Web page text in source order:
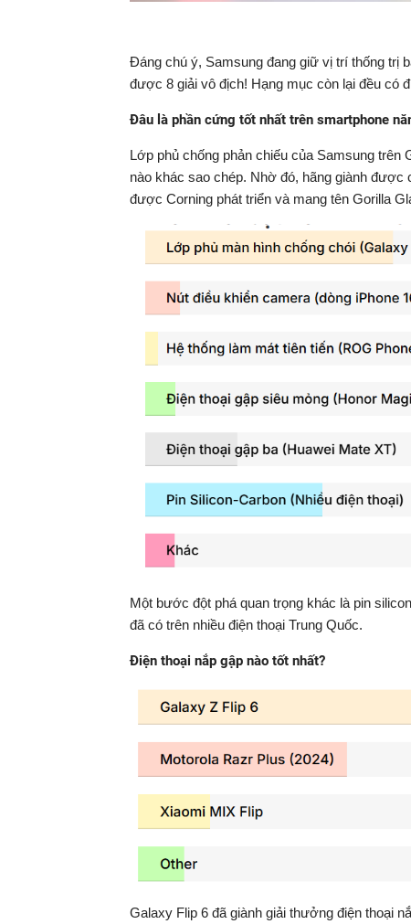
Đáng chú ý, Samsung đang giữ vị trí thống trị
được 8 giải vô địch! Hạng mục còn lại đều có
Đâu là phần cứng tốt nhất trên smartphone
Lớp phủ chống phản chiếu của Samsung
nào khác sao chép. Nhờ đó, hãng giành
được Corning phát triển và mang tên Gorilla
Một bước đột phá quan trọng khác là pin
đã có trên nhiều điện thoại Trung Quốc.
Điện thoại nắp gập nào tốt nhất?
Galaxy Flip 6 đã giành giải thưởng điện thoại